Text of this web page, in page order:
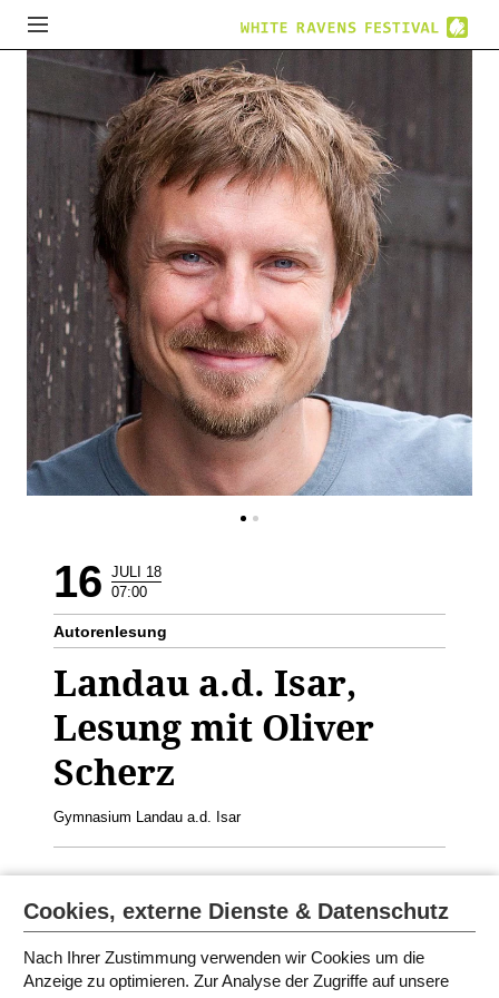
16 JULI 18
07:00
Autorenlesung
Landau a.d. Isar,
Lesung mit Oliver
Scherz
Gymnasium Landau a.d. Isar
Geeignet für die 4./5. Klasse
Cookies, externe Dienste & Datenschutz
Nach Ihrer Zustimmung verwenden wir Cookies um die
Anzeige zu optimieren. Zur Analyse der Zugriffe auf unsere